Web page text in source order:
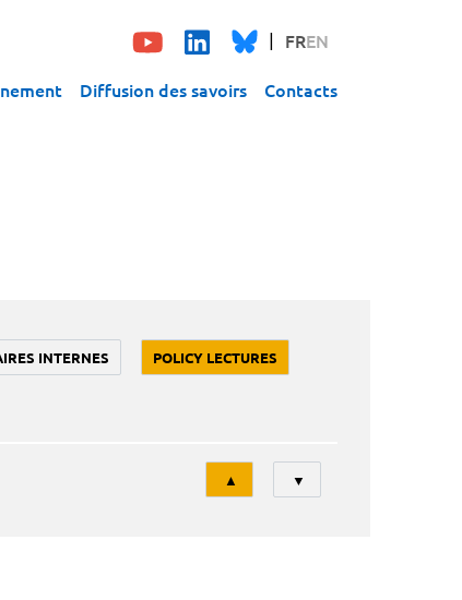
FREN
Diffusion des savoirs Contacts
INTERNES POLICY LECTURES
Tri
▲ ▼